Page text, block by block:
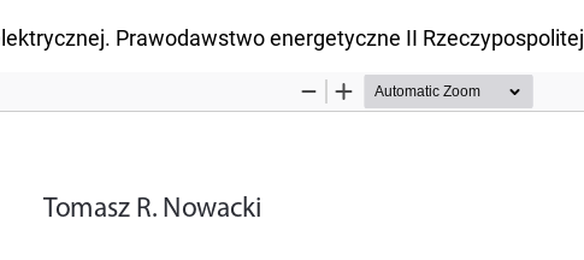
artykułu Prawodawstwo energetyczne II Rzeczypospolitej